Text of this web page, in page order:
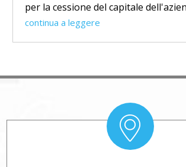
per la cessione del capitale
continua a leggere